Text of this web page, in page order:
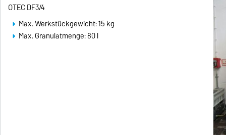
OTEC DF3/4
Max. Werkstückgewicht: 15 kg
Max. Granulatmenge: 80 l